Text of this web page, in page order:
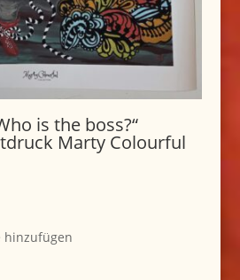
is the boss?“
Marty Colourful